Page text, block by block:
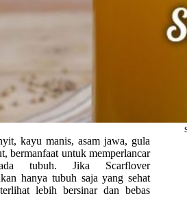
kayu manis, asam jawa, gula
bermanfaat untuk memperlancar
tubuh. Jika Scarflover
hanya tubuh saja yang sehat
lebih bersinar dan bebas